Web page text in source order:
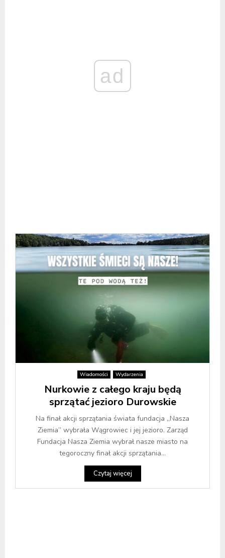
ad
Wiadomości Wydarzenia
Nurkowie z całego kraju będą
sprzątać jezioro Durowskie
Na finał akcji sprzątania świata fundacja „Nasza
Ziemia” wybrała Wągrowiec i jej jezioro. Zarząd
Fundacja Nasza Ziemia wybrał nasze miasto na
tegoroczny finał akcji sprzątania...
Czytaj więcej